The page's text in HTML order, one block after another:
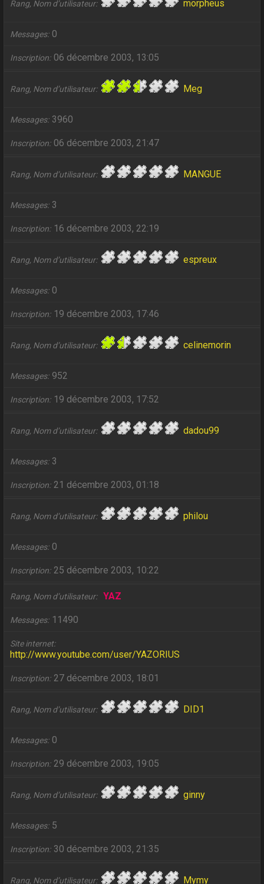
Rang, Nom d’utilisateur morpheus
Messages 0
Inscription 06 décembre 2003, 13:05
Rang, Nom d’utilisateur Meg
Messages 3960
Inscription 06 décembre 2003, 21:47
Rang, Nom d’utilisateur MANGUE
Messages 3
Inscription 16 décembre 2003, 22:19
Rang, Nom d’utilisateur espreux
Messages 0
Inscription 19 décembre 2003, 17:46
Rang, Nom d’utilisateur celinemorin
Messages 952
Inscription 19 décembre 2003, 17:52
Rang, Nom d’utilisateur dadou99
Messages 3
Inscription 21 décembre 2003, 01:18
Rang, Nom d’utilisateur philou
Messages 0
Inscription 25 décembre 2003, 10:22
Rang, Nom d’utilisateur YAZ
Messages 11490
Site internet
http://www.youtube.com/user/YAZORIUS
Inscription 27 décembre 2003, 18:01
Rang, Nom d’utilisateur DID1
Messages 0
Inscription 29 décembre 2003, 19:05
Rang, Nom d’utilisateur ginny
Messages 5
Inscription 30 décembre 2003, 21:35
Rang, Nom d’utilisateur Mymy